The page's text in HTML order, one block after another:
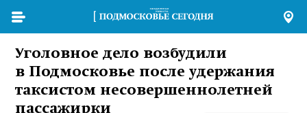
Уголовное дело возбудили
в Подмосковье после удержания
таксистом несовершеннолетней
пассажирки